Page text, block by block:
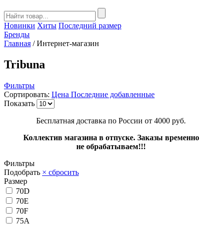
Новинки Хиты Последний размер
Бренды
Главная /Интернет-магазин
Tribuna
Фильтры
Сортировать: Цена Последние добавленные
Показать
Бесплатная доставка по России от 4000 руб.
Коллектив магазина в отпуске. Заказы временно
не обрабатываем!!!
Фильтры
Подобрать × сбросить
Размер
70D
70E
70F
75A